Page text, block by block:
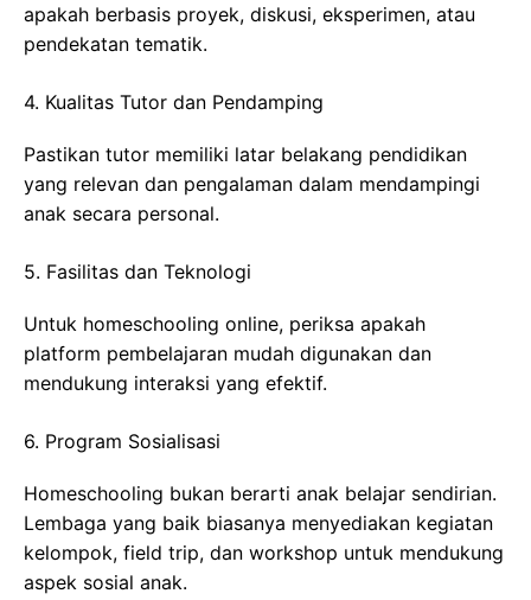
apakah berbasis proyek, diskusi, eksperimen, atau
pendekatan tematik.
4. Kualitas Tutor dan Pendamping
Pastikan tutor memiliki latar belakang pendidikan
yang relevan dan pengalaman dalam mendampingi
anak secara personal.
5. Fasilitas dan Teknologi
Untuk homeschooling online, periksa apakah
platform pembelajaran mudah digunakan dan
mendukung interaksi yang efektif.
6. Program Sosialisasi
Homeschooling bukan berarti anak belajar sendirian.
Lembaga yang baik biasanya menyediakan kegiatan
kelompok, field trip, dan workshop untuk mendukung
aspek sosial anak.